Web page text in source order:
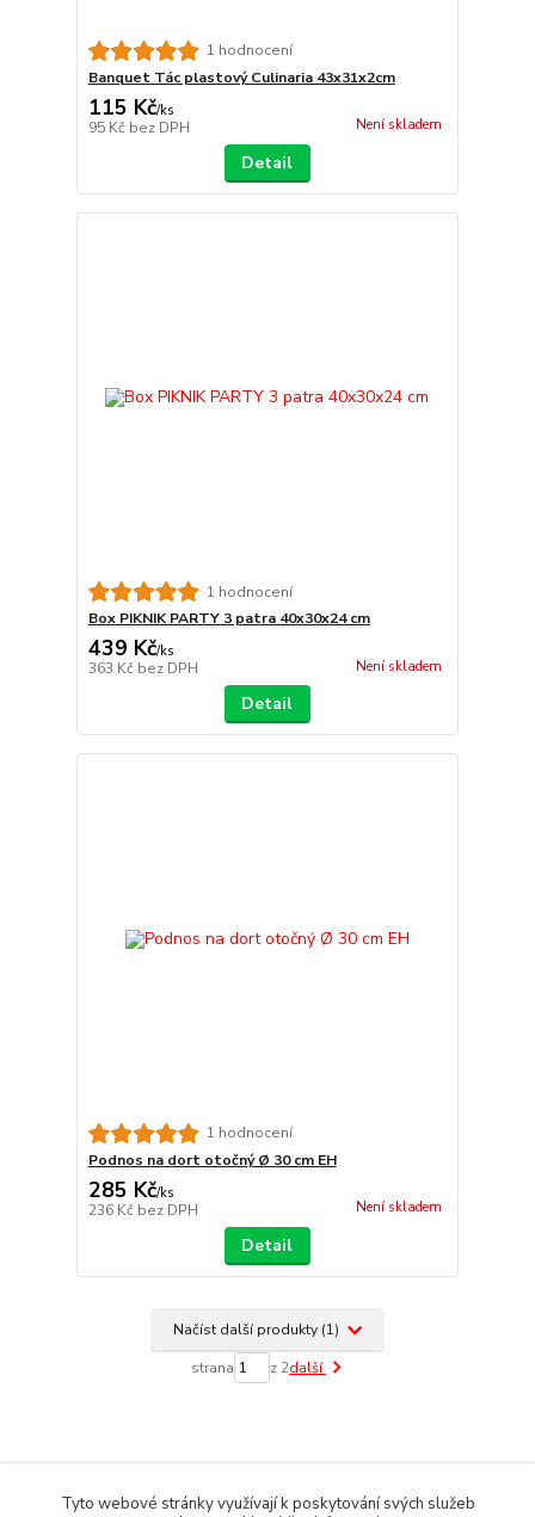
1 hodnocení
Banquet Tác plastový Culinaria 43x31x2cm
115 Kč/ks
95 Kč bez DPH Není skladem
Detail
1 hodnocení
Box PIKNIK PARTY 3 patra 40x30x24 cm
439 Kč/ks
363 Kč bez DPH Není skladem
Detail
1 hodnocení
Podnos na dort otočný Ø 30 cm EH
285 Kč/ks
236 Kč bez DPH Není skladem
Detail
Načíst další produkty (1)
strana z 2další
Tyto webové stránky využívají k poskytování svých služeb